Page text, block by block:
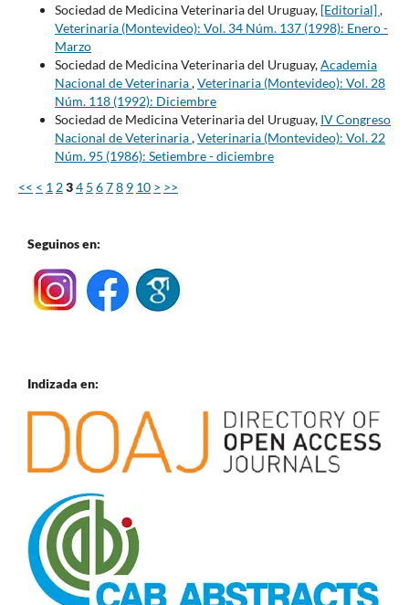
Sociedad de Medicina Veterinaria del Uruguay, [Editorial],
Veterinaria (Montevideo): Vol. 34 Núm. 137 (1998): Enero -
Marzo
Sociedad de Medicina Veterinaria del Uruguay,Academia
Nacional de Veterinaria,Veterinaria (Montevideo): Vol. 28
Núm. 118 (1992): Diciembre
Sociedad de Medicina Veterinaria del Uruguay, IV Congreso
Nacional de Veterinaria,Veterinaria (Montevideo): Vol. 22
Núm. 95 (1986): Setiembre - diciembre
<< < 1 234 5 678 9 10 > >>
Seguinos en:
Indizada en: